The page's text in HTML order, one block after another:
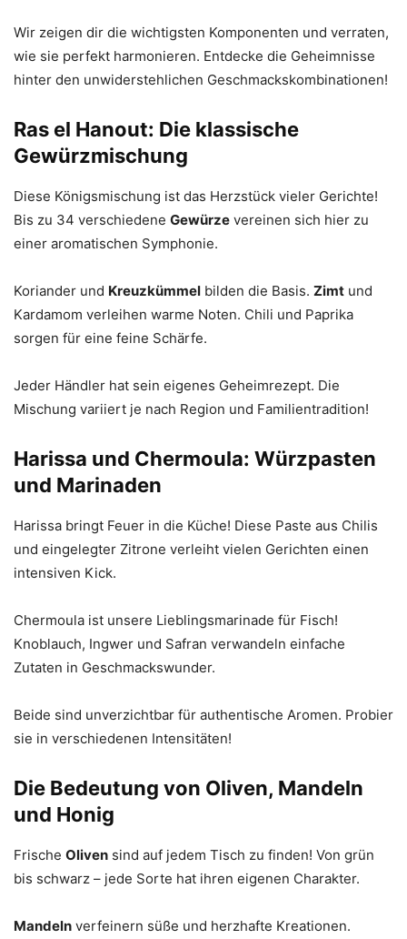
Wir zeigen dir die wichtigsten Komponenten und verraten,
wie sie perfekt harmonieren. Entdecke die Geheimnisse
hinter den unwiderstehlichen Geschmackskombinationen!
Ras el Hanout: Die klassische
Gewürzmischung
Diese Königsmischung ist das Herzstück vieler Gerichte!
Bis zu 34 verschiedene Gewürze vereinen sich hier zu
einer aromatischen Symphonie.
Koriander und Kreuzkümmel bilden die Basis. Zimt und
Kardamom verleihen warme Noten. Chili und Paprika
sorgen für eine feine Schärfe.
Jeder Händler hat sein eigenes Geheimrezept. Die
Mischung variiert je nach Region und Familientradition!
Harissa und Chermoula: Würzpasten
und Marinaden
Harissa bringt Feuer in die Küche! Diese Paste aus Chilis
und eingelegter Zitrone verleiht vielen Gerichten einen
intensiven Kick.
Chermoula ist unsere Lieblingsmarinade für Fisch!
Knoblauch, Ingwer und Safran verwandeln einfache
Zutaten in Geschmackswunder.
Beide sind unverzichtbar für authentische Aromen. Probier
sie in verschiedenen Intensitäten!
Die Bedeutung von Oliven, Mandeln
und Honig
Frische Oliven sind auf jedem Tisch zu finden! Von grün
bis schwarz – jede Sorte hat ihren eigenen Charakter.
Mandeln verfeinern süße und herzhafte Kreationen.